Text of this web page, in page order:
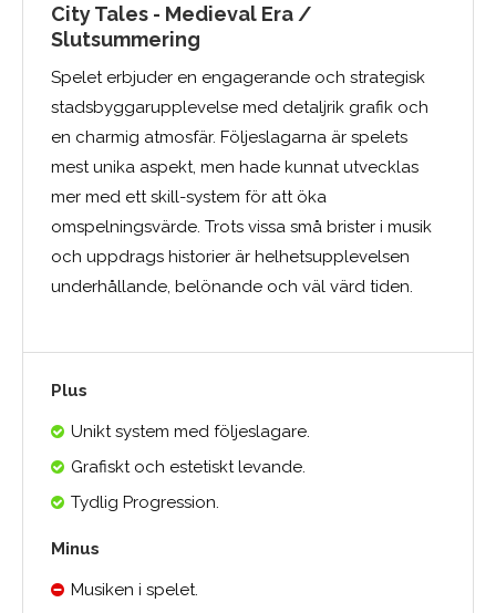
City Tales - Medieval Era /
Slutsummering
Spelet erbjuder en engagerande och strategisk
stadsbyggarupplevelse med detaljrik grafik och
en charmig atmosfär. Följeslagarna är spelets
mest unika aspekt, men hade kunnat utvecklas
mer med ett skill-system för att öka
omspelningsvärde. Trots vissa små brister i musik
och uppdrags historier är helhetsupplevelsen
underhållande, belönande och väl värd tiden.
Plus
Unikt system med följeslagare.
Grafiskt och estetiskt levande.
Tydlig Progression.
Minus
Musiken i spelet.